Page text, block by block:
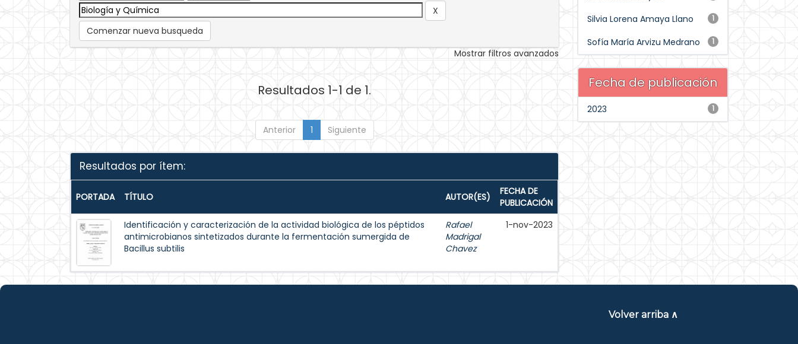
Comenzar nueva busqueda
Mostrar filtros avanzados
Resultados 1-1 de 1.
Anterior 1 Siguiente
Resultados por ítem:
PORTADA TÍTULO AUTOR(ES)
FECHA DE
PUBLICACIÓN
Identificación y caracterización de la actividad biológica de los péptidos
antimicrobianos sintetizados durante la fermentación sumergida de
Bacillus subtilis
Rafael
Madrigal
Chavez
1-nov-2023
1
Silvia Lorena Amaya Llano
1
Sofía María Arvizu Medrano
Fecha de publicación
1
2023
Volver arriba ∧